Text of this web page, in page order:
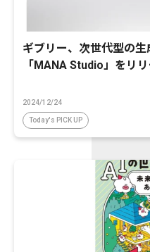
ギブリー、次世代型の
「MANA Studio」をリ
2024/12/24
Today's PICK UP